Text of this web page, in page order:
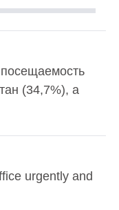
посещаемость
(34,7%), а
urgently and